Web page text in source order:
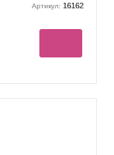
Артикул: 16162